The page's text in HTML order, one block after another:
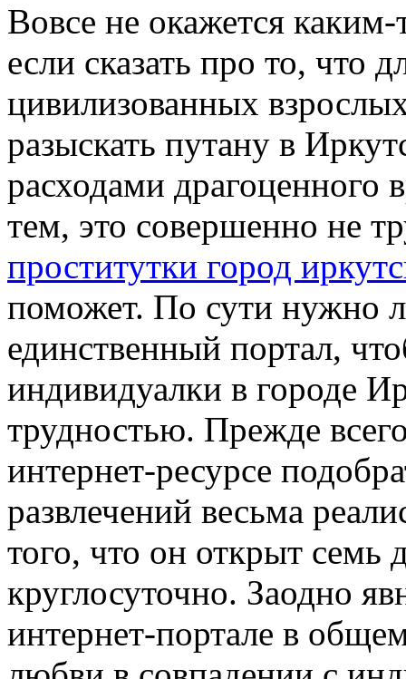
Вoвсe нe окажется
если сказать про то, что
цивилизованных
разыскать путану в
расходами
тем, это совершенно не
проститутки город
поможет. По сути нужно
единственный портал,
индивидуалки в городе
трудностью. Прежде
интернет-ресурсе
развлечений весьма
того, что он открыт семь
круглосуточно. Заодно
интернет-портале в